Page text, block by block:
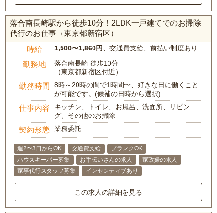
落合南長崎駅から徒歩10分！2LDK一戸建てでのお掃除
代行のお仕事（東京都新宿区）
時給 1,500〜1,860円 、交通費支給、前払い制度あり
勤務地
落合南長崎 徒歩10分
（東京都新宿区付近）
勤務時間
8時～20時の間で1時間〜、好きな日に働くこと
が可能です。(候補の日時から選択)
仕事内容
キッチン、トイレ、お風呂、洗面所、リビン
グ、その他のお掃除
契約形態 業務委託
週2〜3日からOK 交通費支給
ブランクOK
ハウスキーパー募集
お手伝いさんの求人
家政婦の求人
家事代行スタッフ募集
インセンティブあり
この求人の詳細を見る